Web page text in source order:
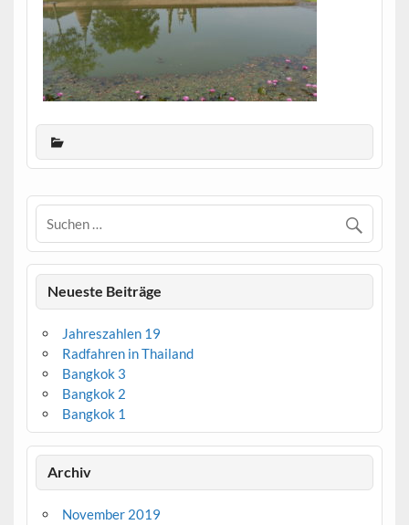
Neueste Beiträge
Jahreszahlen 19
Radfahren in Thailand
Bangkok 3
Bangkok 2
Bangkok 1
Archiv
November 2019